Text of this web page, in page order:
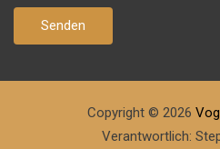
Copyright © 2026
Verantwortlich: